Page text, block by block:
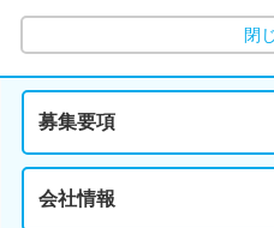
閉
募集要項
会社情報